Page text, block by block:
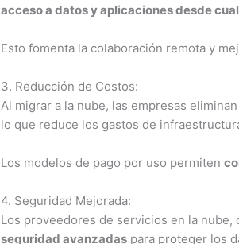
acceso a datos y aplicaciones desde
Esto fomenta la colaboración remota y
3. Reducción de Costos:
Al migrar a la nube, las empresas
lo que reduce los gastos de
Los modelos de pago por uso permiten
4. Seguridad Mejorada:
Los proveedores de servicios en la
seguridad avanzadas para proteger los